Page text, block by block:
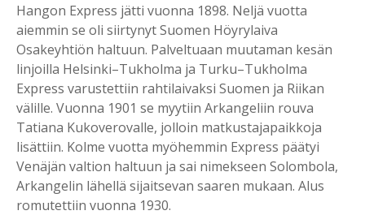
Hangon Express jätti vuonna 1898. Neljä vuotta
aiemmin se oli siirtynyt Suomen Höyrylaiva
Osakeyhtiön haltuun. Palveltuaan muutaman kesän
linjoilla Helsinki–Tukholma ja Turku–Tukholma
Express varustettiin rahtilaivaksi Suomen ja Riikan
välille. Vuonna 1901 se myytiin Arkangeliin rouva
Tatiana Kukoverovalle, jolloin matkustajapaikkoja
lisättiin. Kolme vuotta myöhemmin Express päätyi
Venäjän valtion haltuun ja sai nimekseen Solombola,
Arkangelin lähellä sijaitsevan saaren mukaan. Alus
romutettiin vuonna 1930.